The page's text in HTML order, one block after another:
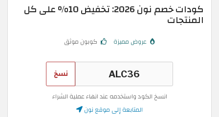
كودات خصم نون 2026: تخفيض 10% على كل
المنتجات
عروض مميزة كوبون موثق
نسخ
انسخ الكود واستخدمه عند انهاء عملية الشراء
المتابعة إلى موقع نون